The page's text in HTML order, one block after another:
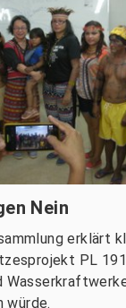
Nein
erklärt
PL
würde.